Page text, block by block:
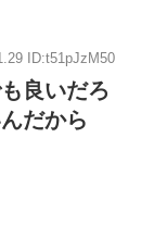
ID:t51pJzM50
良いだろ
だから